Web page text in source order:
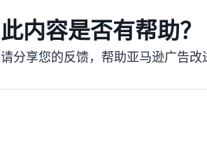
此内容是否有帮助？
请分享您的反馈，帮助亚马逊广告改